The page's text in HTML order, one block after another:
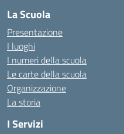
La Scuola
Presentazione
I luoghi
I numeri della scuola
Le carte della scuola
Organizzazione
La storia
I Servizi